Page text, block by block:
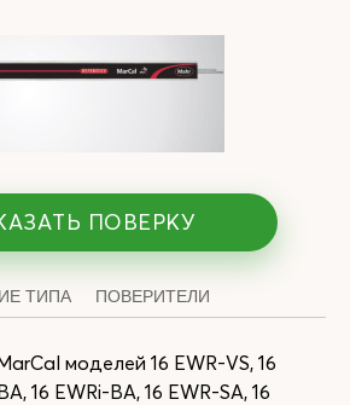
ПОВЕРКУ
ТИПА ПОВЕРИТЕЛИ
моделей 16 EWR-VS, 16
16 EWRi-BA, 16 EWR-SA, 16